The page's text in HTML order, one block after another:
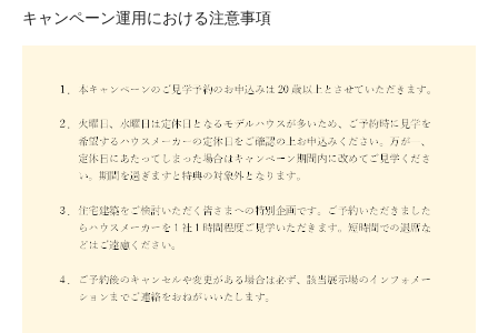
キャンペーン運用における注意事項